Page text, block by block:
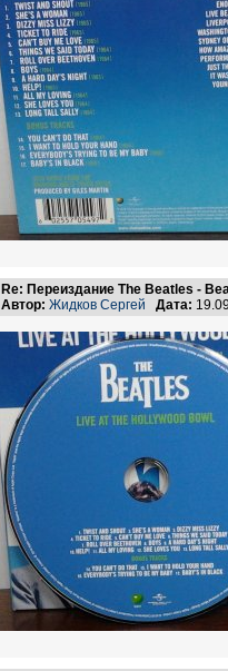
Re: Переиздание The Beatles -
Автор: Жидков Сергей Дата: